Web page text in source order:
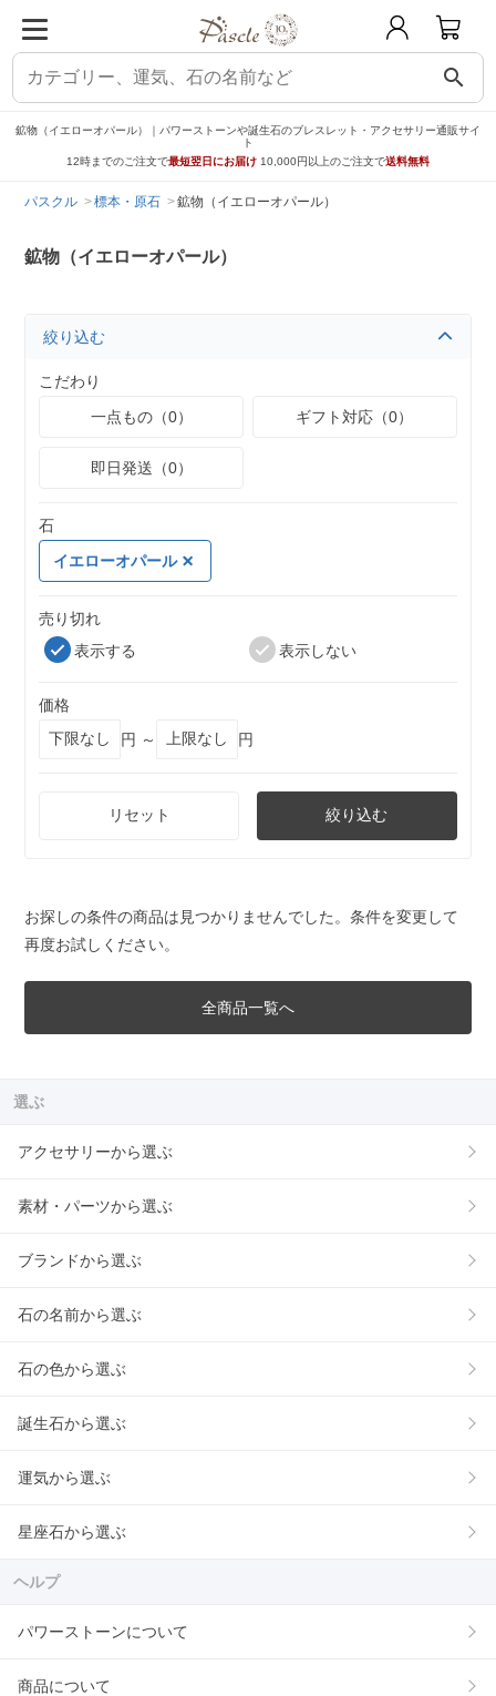
search
鉱物（イエローオパール）｜パワーストーンや誕生石のブレスレット・アクセサリー通販サイ
ト
12時までのご注文で最短翌日にお届け 10,000円以上のご注文で送料無料
パスクル 標本・原石 鉱物（イエローオパール）
鉱物（イエローオパール）
絞り込む
こだわり
一点もの（0）
ギフト対応（0）
即日発送（0）
石
イエローオパール
売り切れ
表示する
表示しない
価格
円 ～
円
リセット 絞り込む
お探しの条件の商品は見つかりませんでした。条件を変更して
再度お試しください。
全商品一覧へ
選ぶ
アクセサリーから選ぶ
素材・パーツから選ぶ
ブランドから選ぶ
石の名前から選ぶ
石の色から選ぶ
誕生石から選ぶ
運気から選ぶ
星座石から選ぶ
ヘルプ
パワーストーンについて
商品について